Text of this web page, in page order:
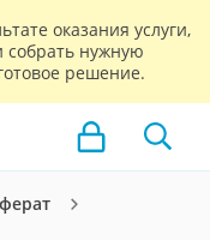
оказания услуги,
собрать нужную
решение.